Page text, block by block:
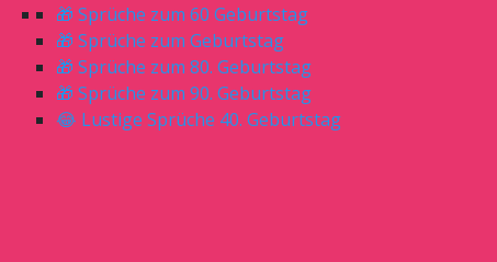
🎁 Sprüche zum 60 Geburtstag
🎁 Sprüche zum Geburtstag
🎁 Sprüche zum 80. Geburtstag
🎁 Sprüche zum 90. Geburtstag
😂 Lustige Sprüche 40. Geburtstag